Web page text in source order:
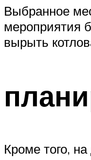
Выбранное
мероприятия
вырыть
Кроме того,